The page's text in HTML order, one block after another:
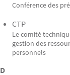
Conférence des
CTP
Le comité
gestion des
personnels
D